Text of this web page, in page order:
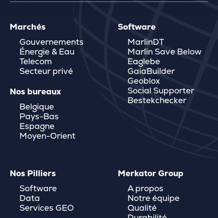
Marchés
Gouvernements
Énergie & Eau
Telecom
Secteur privé
Nos bureaux
Belgique
Pays-Bas
Espagne
Moyen-Orient
Software
MarlinDT
Marlin Save Below
Eaglebe
GaiaBuilder
Geoblox
Social Supporter
Bestekchecker
Nos Pilliers
Software
Data
Services GEO
Merkator Group
A propos
Notre équipe
Qualité